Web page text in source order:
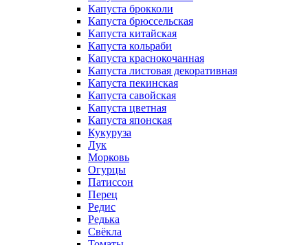
Капуста брокколи
Капуста брюссельская
Капуста китайская
Капуста кольраби
Капуста краснокочанная
Капуста листовая декоративная
Капуста пекинская
Капуста савойская
Капуста цветная
Капуста японская
Кукуруза
Лук
Морковь
Огурцы
Патиссон
Перец
Редис
Редька
Свёкла